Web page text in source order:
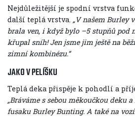
Nejdůležitější je spodní vrstva
další teplá vrstva. „V našem Burley
brala ven, i když bylo –5 stupňů pod
křupal sníh! Jen jsme jim ještě na
zimní kombinézu.“
JAKO V PELÍŠKU
Teplá deka přispěje k pohodlí a
„Bráváme s sebou měkoučkou deku
fusaku Burley Bunting. A také na